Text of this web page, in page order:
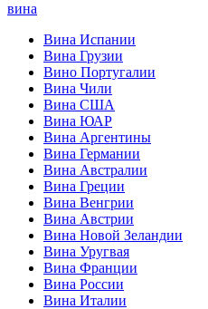
вина
Вина Испании
Вина Грузии
Вино Португалии
Вина Чили
Вина США
Вина ЮАР
Вина Аргентины
Вина Германии
Вина Австралии
Вина Греции
Вина Венгрии
Вина Австрии
Вина Новой Зеландии
Вина Уругвая
Вина Франции
Вина России
Вина Италии